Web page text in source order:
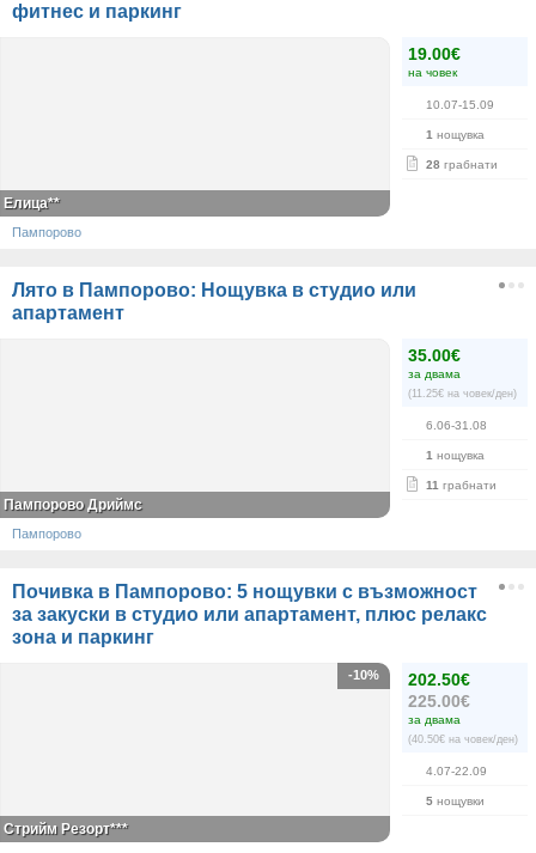
фитнес и паркинг
19.00€
на човек
10.07-15.09
1 нощувка
28 грабнати
Елица**
Пампорово
Лято в Пампорово: Нощувка в студио или
апартамент
35.00€
за двама
(11.25€ на човек/ден)
6.06-31.08
1 нощувка
11 грабнати
Пампорово Дриймс
Пампорово
Почивка в Пампорово: 5 нощувки с възможност
за закуски в студио или апартамент, плюс релакс
зона и паркинг
202.50€
225.00€
за двама
(40.50€ на човек/ден)
4.07-22.09
5 нощувки
-10%
Стрийм Резорт***